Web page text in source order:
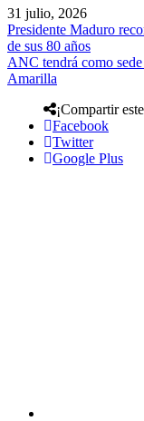
31 julio, 2026
Presidente Maduro
de sus 80 años
ANC tendrá como
Amarilla
¡Compartir
Facebook
Twitter
Google Plus